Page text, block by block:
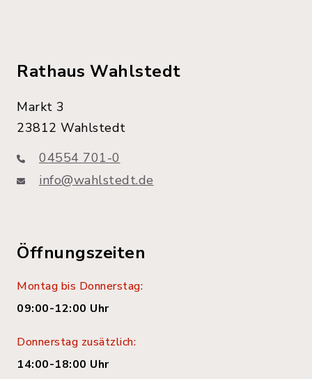
Rathaus Wahlstedt
Markt 3
23812 Wahlstedt
04554 701-0
info@wahlstedt.de
Öffnungszeiten
Montag bis Donnerstag:
09:00-12:00 Uhr
Donnerstag zusätzlich:
14:00-18:00 Uhr